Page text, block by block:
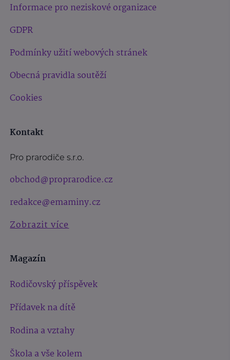
Informace pro neziskové organizace
GDPR
Podmínky užití webových stránek
Obecná pravidla soutěží
Cookies
Kontakt
Pro prarodiče s.r.o.
obchod@proprarodice.cz
redakce@emaminy.cz
Zobrazit více
Magazín
Rodičovský příspěvek
Přídavek na dítě
Rodina a vztahy
Škola a vše kolem